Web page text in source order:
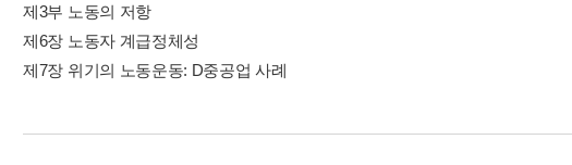
제3부 노동의 저항
제6장 노동자 계급정체성
제7장 위기의 노동운동: D중공업 사례